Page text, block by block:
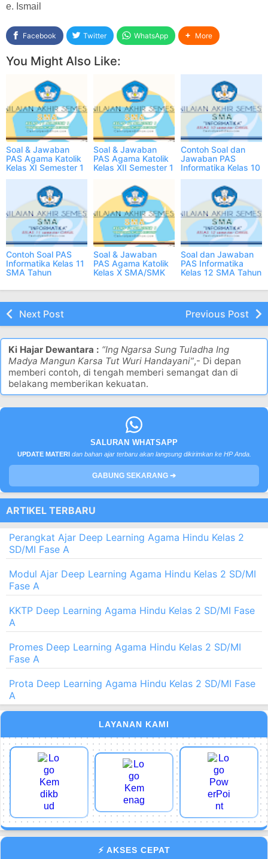
e. Ismail
Facebook Twitter WhatsApp More
You Might Also Like:
Soal & Jawaban
PAS Agama Katolik
Kelas XI Semester 1
Soal & Jawaban
PAS Agama Katolik
Kelas XII Semester 1
Contoh Soal dan
Jawaban PAS
Informatika Kelas 10
PDF dan Online
Contoh Soal PAS
Informatika Kelas 11
SMA Tahun
Kunci Jawaban
Soal & Jawaban
PAS Agama Katolik
Kelas X SMA/SMK
2023/2024
Soal dan Jawaban
PAS Informatika
Kelas 12 SMA Tahun
Online
Next Post Previous Post
Ki Hajar Dewantara : “Ing Ngarsa Sung Tuladha Ing
Madya Mangun Karsa Tut Wuri Handayani”,- Di depan
memberi contoh, di tengah memberi semangat dan di
belakang memberikan kekuatan.
SALURAN WHATSAPP
UPDATE MATERI dan bahan ajar terbaru akan langsung dikirimkan ke HP Anda.
GABUNG SEKARANG ➔
ARTIKEL TERBARU
Perangkat Ajar Deep Learning Agama Hindu Kelas 2
SD/MI Fase A
Modul Ajar Deep Learning Agama Hindu Kelas 2 SD/MI
Fase A
KKTP Deep Learning Agama Hindu Kelas 2 SD/MI Fase
A
Promes Deep Learning Agama Hindu Kelas 2 SD/MI
Fase A
Prota Deep Learning Agama Hindu Kelas 2 SD/MI Fase
A
LAYANAN KAMI
⚡ AKSES CEPAT